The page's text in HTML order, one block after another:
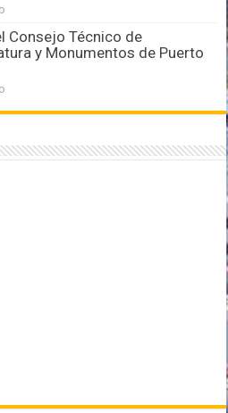
Consejo Técnico de
y Monumentos de Puerto